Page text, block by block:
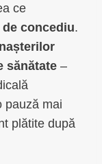
ce
concediu.
nașterilor
sănătate –
pauză mai
plătite după